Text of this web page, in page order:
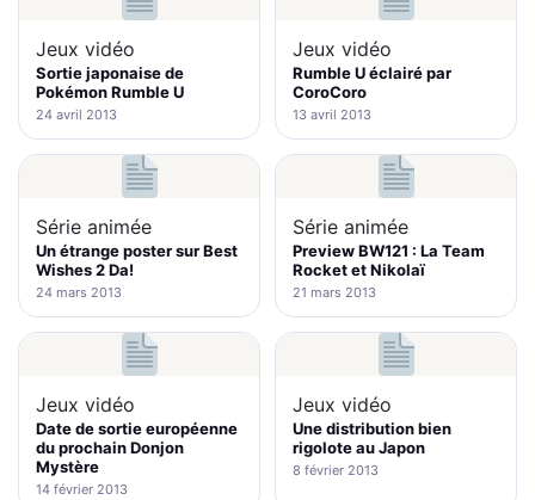
Jeux vidéo
Sortie japonaise de
Pokémon Rumble U
24 avril 2013
Jeux vidéo
Rumble U éclairé par
CoroCoro
13 avril 2013
Série animée
Un étrange poster sur Best
Wishes 2 Da!
24 mars 2013
Série animée
Preview BW121 : La Team
Rocket et Nikolaï
21 mars 2013
Jeux vidéo
Date de sortie européenne
du prochain Donjon
Mystère
14 février 2013
Jeux vidéo
Une distribution bien
rigolote au Japon
8 février 2013